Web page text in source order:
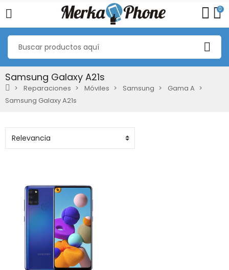
0
Samsung Galaxy A21s
Reparaciones Móviles Samsung
Gama A
Samsung Galaxy A21s